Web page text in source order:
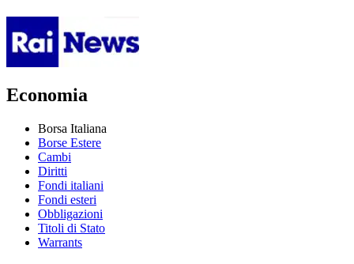
Economia
Borsa Italiana
Borse Estere
Cambi
Diritti
Fondi italiani
Fondi esteri
Obbligazioni
Titoli di Stato
Warrants